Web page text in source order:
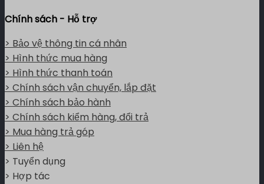
Chính sách - Hỗ trợ
> Bảo vệ thông tin cá nhân
> Hình thức mua hàng
> Hình thức thanh toán
> Chính sách vận chuyển, lắp đặt
> Chính sách bảo hành
> Chính sách kiểm hàng, đổi trả
> Mua hàng trả góp
> Liên hệ
> Tuyển dụng
> Hợp tác